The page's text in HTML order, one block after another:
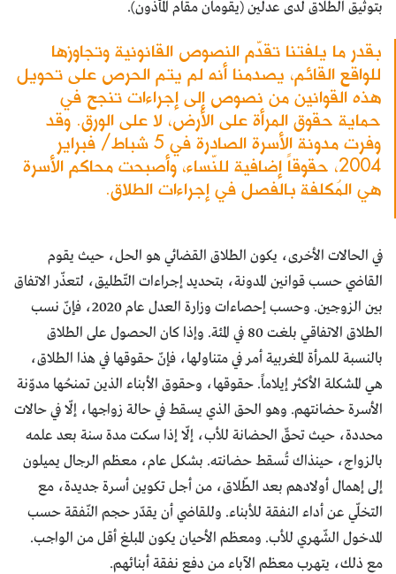
بتوثيق الطلاق لدى عدلين (يقومان مقام المأذون).
بقدر ما يلفتنا تقدّم النصوص القانونية وتجاوزها
للواقع القائم، يصدمنا أنه لم يتم الحرص على تحويل
هذه القوانين من نصوص إلى إجراءات تنجح في
حماية حقوق المرأة على الأرض، لا على الورق. وقد
وفرت مدونة الأسرة الصادرة في 5 شباط/ فبراير
2004، حقوقاً إضافية للنّساء، وأصبحت محاكم الأسرة
هي المُكلفة بالفصل في إجراءات الطلاق.
في الحالات الأخرى، يكون الطلاق القضائي هو الحل، حيث يقوم
القاضي حسب قوانين المدونة، بتحديد إجراءات التّطليق، لتعذّر الاتفاق
بين الزوجين. وحسب إحصاءات وزارة العدل عام 2020، فإنّ نسب
الطلاق الاتفاقي بلغت 80 في المئة. وإذا كان الحصول على الطلاق
بالنسبة للمرأة المغربية أمر في متناولها، فإنّ حقوقها في هذا الطلاق،
هي المشكلة الأكثر إيلاماً. حقوقها، وحقوق الأبناء الذين تمنحُها مدوّنة
الأسرة حضانتهم. وهو الحق الذي يسقط في حالة زواجها، إلّا في حالات
محددة، حيث تحقّ الحضانة للأب، إلّا إذا سكت مدة سنة بعد علمه
بالزواج، حينذاك تُسقط حضانته. بشكل عام، معظم الرجال يميلون
إلى إهمال أولادهم بعد الطّلاق، من أجل تكوين أسرة جديدة، مع
التخلّي عن أداء النفقة للأبناء. وللقاضي أن يقدّر حجم النّفقة حسب
المدخول الشّهري للأب. ومعظم الأحيان يكون المبلغ أقل من الواجب.
مع ذلك، يتهرب معظم الآباء من دفع نفقة أبنائهم.